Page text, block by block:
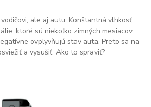
ale aj autu. Konštantná vlhkosť,
ktoré sú niekoľko zimných mesiacov
ovplyvňujú stav auta. Preto sa na
a vysušiť. Ako to spraviť?